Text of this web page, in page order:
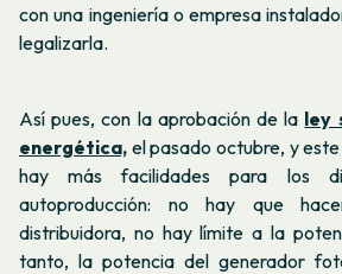
con una ingeniería o empresa
legalizarla.
Así pues, con la aprobación de la ley
energética, el pasado octubre, y
hay más facilidades para los
autoproducción: no hay que
distribuidora, no hay límite a la
tanto, la potencia del generador